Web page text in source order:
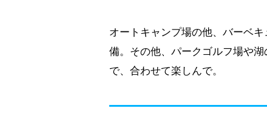
オートキャンプ場の他、バーベ
備。その他、パークゴルフ場や
で、合わせて楽しんで。